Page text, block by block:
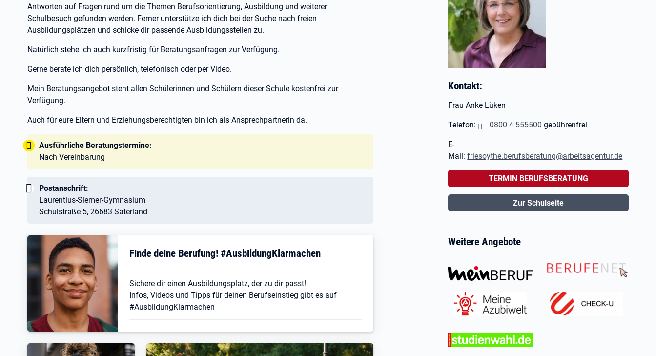
Antworten auf Fragen rund um die Themen Berufsorientierung, Ausbildung und weiterer
Schulbesuch gefunden werden. Ferner unterstütze ich dich bei der Suche nach freien
Ausbildungsplätzen und schicke dir passende Ausbildungsstellen zu.
Natürlich stehe ich auch kurzfristig für Beratungsanfragen zur Verfügung.
Gerne berate ich dich persönlich, telefonisch oder per Video.
Mein Beratungsangebot steht allen Schülerinnen und Schülern dieser Schule kostenfrei zur
Verfügung.
Auch für eure Eltern und Erziehungsberechtigten bin ich als Ansprechpartnerin da.
Tipp:
Ausführliche Beratungstermine:
Nach Vereinbarung
Wichtig:
Postanschrift:
Laurentius-Siemer-Gymnasium
Schulstraße 5, 26683 Saterland
Kontakt:
Frau Anke Lüken
Telefon: 0800 4 555500 gebührenfrei
E-
Mail:friesoythe.berufsberatung@arbeitsagentur.de
TERMIN BERUFSBERATUNG
Zur Schulseite
Finde deine Berufung! #AusbildungKlarmachen
Sichere dir einen Ausbildungsplatz, der zu dir passt!
Infos, Videos und Tipps für deinen Berufseinstieg gibt es auf
#AusbildungKlarmachen
Weitere Angebote